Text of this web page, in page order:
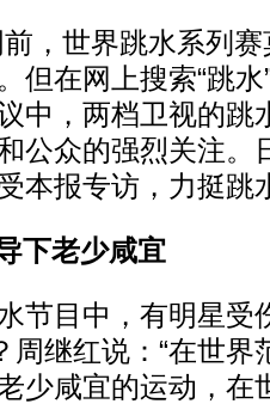
世界跳水系列赛
但在网上搜索“跳
中，两档卫视的跳
公众的强烈关注。
本报专访，力挺跳
下老少咸宜
目中，有明星受
周继红说：“在世
少咸宜的运动，在